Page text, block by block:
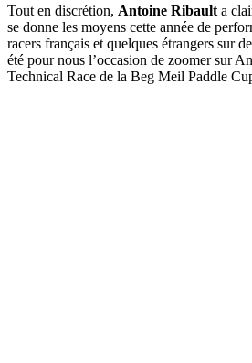
Tout en discrétion, Antoine Ribault a
se donne les moyens cette année de
racers français et quelques étrangers sur
été pour nous l’occasion de zoomer sur
Technical Race de la Beg Meil Paddle